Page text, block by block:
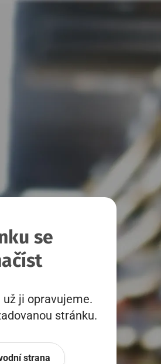
se
ji opravujeme.
stránku.
strana